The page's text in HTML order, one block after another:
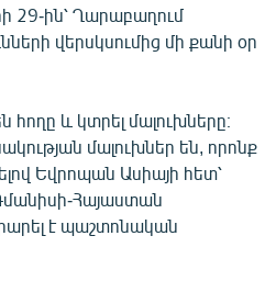
29-ին՝ Ղարաբաղում
վերսկսումից մի քանի օր
հողը և կտրել մալուխները։
մալուխներ են, որոնք
Եվրոպան Ասիայի հետ՝
Հայաստան
է պաշտոնական